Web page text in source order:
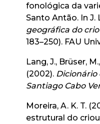
fonológica da
Santo Antão. In J.
geográfica do
183–250). FAU
Lang, J., Brüser,
(2002). Dicionário
Santiago Cabo
Moreira, A. K. T.
estrutural do